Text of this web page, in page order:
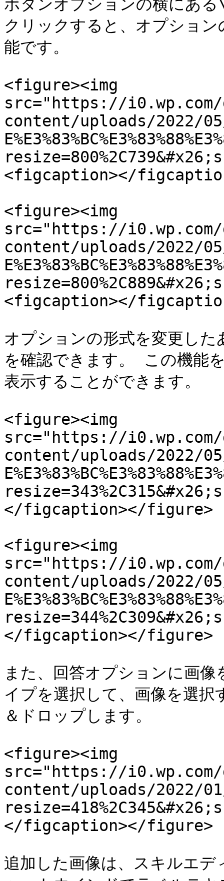
ボタンオプションの横にあ
クリックすると、オプショ
能です。
<figure><img
src="https://
content/uploads/2022/05/
<figcaption></
<figure><img
src="https://
content/uploads/2022/05/
<figcaption></
オプションの形式を変更し
を確認できます。 この機能
表示することができます。
<figure><img
src="https://
content/uploads/2022/05/
</figcaption></figure>
<figure><img
src="https://
content/uploads/2022/05/
</figcaption></figure>
また、回答オプションに画
イプを選択して、画像を選
＆ドロップします。
<figure><img
src="https://
content/uploads/2022/
</figcaption></figure>
追加した画像は、スキルエ